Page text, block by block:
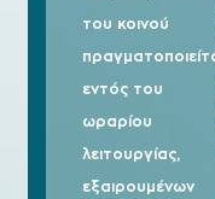
του κοινού
εντός του
ωραρίου
λειτουργίας,
εξαιρουμένων